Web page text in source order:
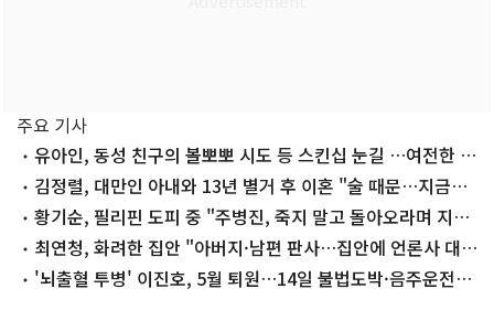
주요 기사
유아인, 동성 친구의 볼뽀뽀 시도 등 스킨십 눈길 …여전한 비
주얼김정렬, 대만인 아내와 13년 별거 후 이혼 "술 때문…지금은
끊어"
황기순, 필리핀 도피 중 "주병진, 죽지 말고 돌아오라며 지
원"최연청, 화려한 집안 "아버지·남편 판사…집안에 언론사 대
표·국회의원도"
'뇌출혈 투병' 이진호, 5월 퇴원…14일 불법도박·음주운전